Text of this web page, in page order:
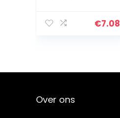
beutel
€7.08
Over ons